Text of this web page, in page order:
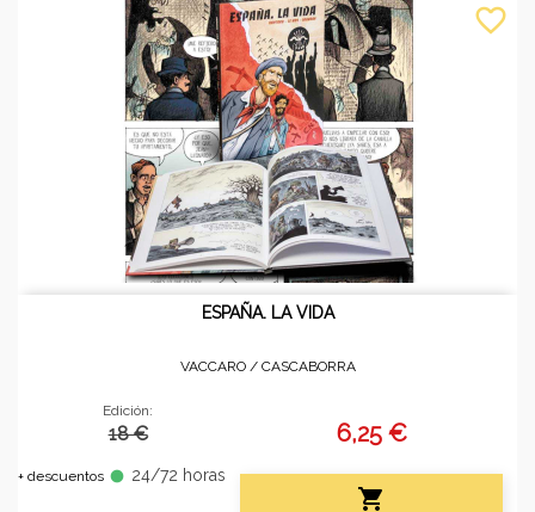
ESPAÑA. LA VIDA
VACCARO / CASCABORRA
Edición:
18 €
+ descuentos fiber_manual_record 24/72 horas
6,25 €

favorite_border